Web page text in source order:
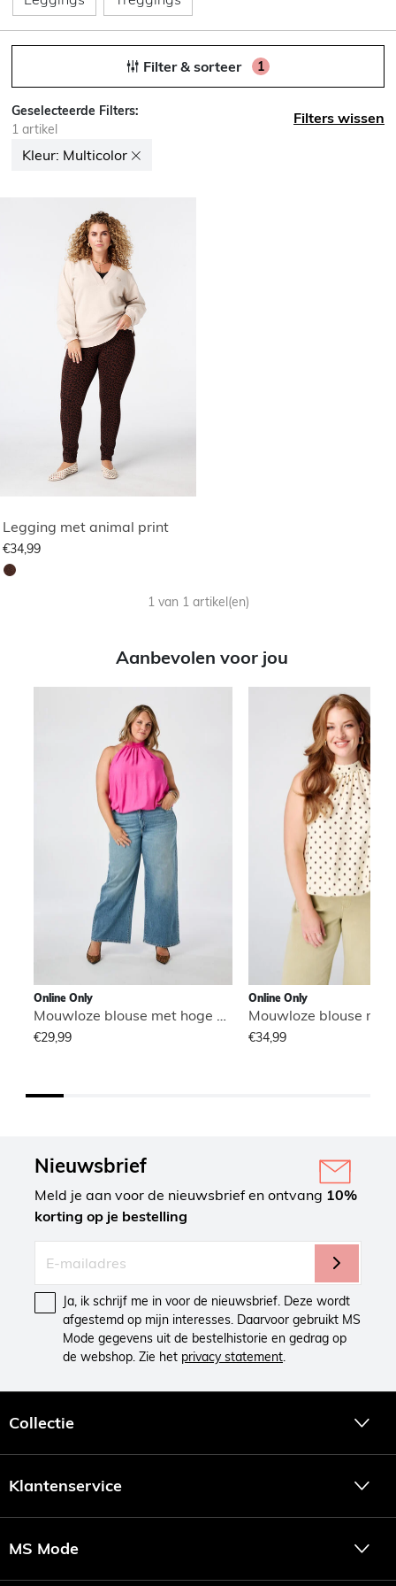
Filter & sorteer 1
Geselecteerde Filters:
1 artikel
Filters wissen
Kleur: Multicolor
Legging met animal print
€34,99
1 van 1 artikel(en)
Aanbevolen voor jou
Online Only
Mouwloze blouse met hoge hals
€29,99
Online Only
€34,99
Nieuwsbrief
Meld je aan voor de nieuwsbrief en ontvang 10%
korting op je bestelling
Ja, ik schrijf me in voor de nieuwsbrief. Deze wordt
afgestemd op mijn interesses. Daarvoor gebruikt MS
Mode gegevens uit de bestelhistorie en gedrag op
de webshop. Zie het privacy statement.
Collectie
Klantenservice
MS Mode